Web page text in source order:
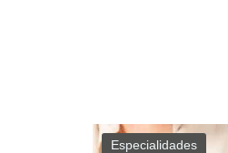
Especialidades